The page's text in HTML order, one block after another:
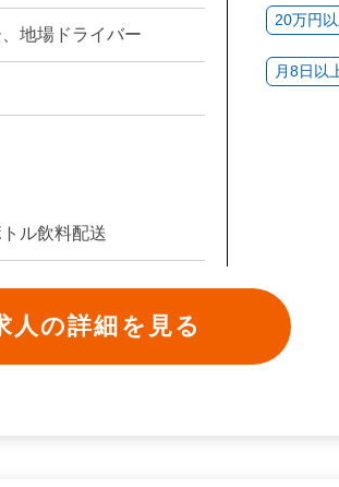
地場ドライバー
ル飲料配送
20万円
月8日以
人の詳細を見る